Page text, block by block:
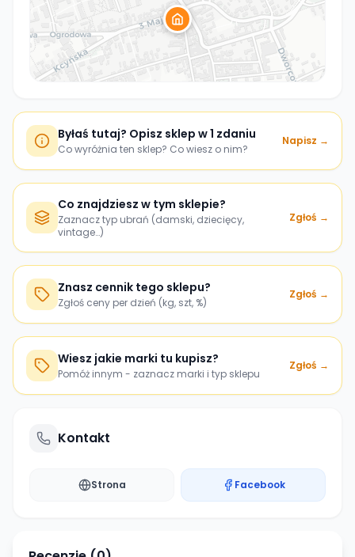
Byłaś tutaj? Opisz sklep w 1 zdaniu
Co wyróżnia ten sklep? Co wiesz o nim?
Napisz →
Co znajdziesz w tym sklepie?
Zaznacz typ ubrań (damski, dziecięcy,
vintage…)
Zgłoś →
Znasz cennik tego sklepu?
Zgłoś ceny per dzień (kg, szt, %)
Zgłoś →
Wiesz jakie marki tu kupisz?
Pomóż innym - zaznacz marki i typ sklepu
Zgłoś →
Kontakt
Strona Facebook